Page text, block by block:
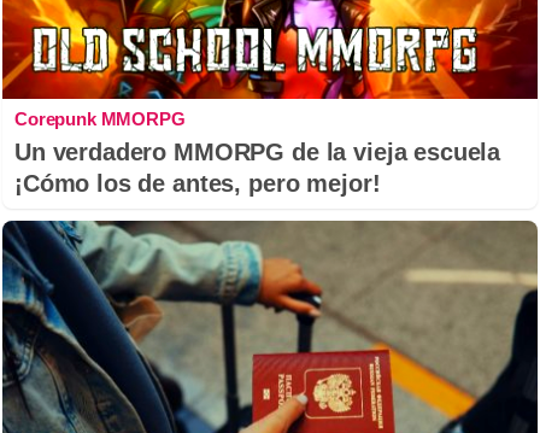
Corepunk MMORPG
Un verdadero MMORPG de la vieja escuela
¡Cómo los de antes, pero mejor!